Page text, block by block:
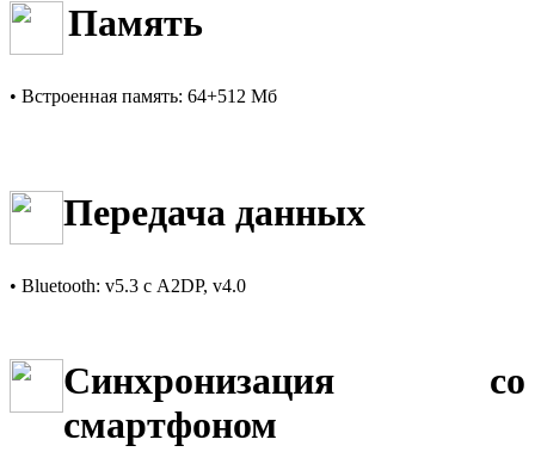
Память
• Встроенная память: 64+512 Мб
Передача данных
• Bluetooth: v5.3 с A2DP, v4.0
Синхронизация со
смартфоном